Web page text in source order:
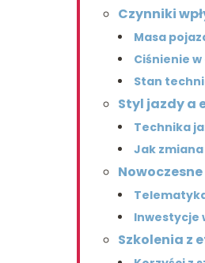
Czynniki
Masa
Ciśnienie
Stan
Styl jazdy a
Technika
Jak
Inwestycje
Szkolenia z